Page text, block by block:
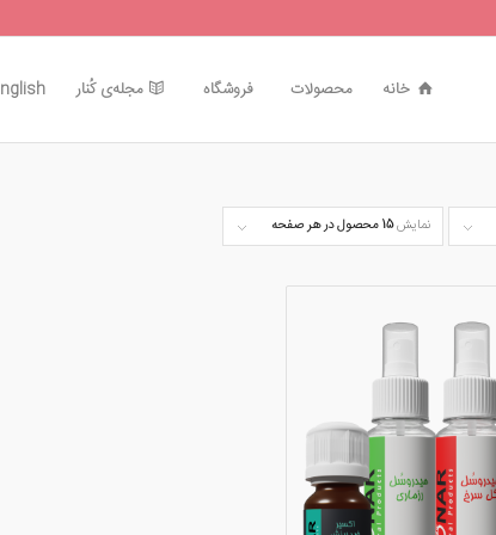
خانه محصولات فروشگاه مجله‌ی کُنار
نمایش15 محصول در هر صفحه